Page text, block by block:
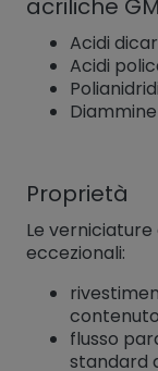
acriliche
Acidi
Acidi
Polianidridi
Proprietà
Le
eccezionali:
flusso
standard